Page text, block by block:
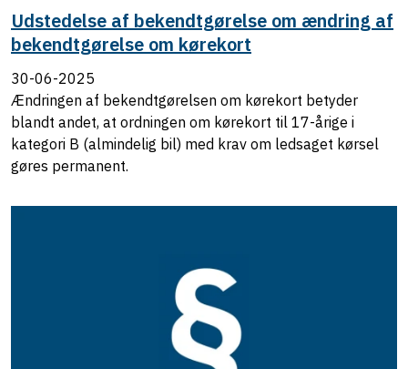
Udstedelse af bekendtgørelse om ændring af
bekendtgørelse om kørekort
30-06-2025
Ændringen af bekendtgørelsen om kørekort betyder
blandt andet, at ordningen om kørekort til 17-årige i
kategori B (almindelig bil) med krav om ledsaget kørsel
gøres permanent.